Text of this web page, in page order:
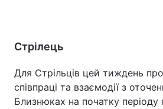
Стрілець
Для Стрільців цей тиждень
співпраці та взаємодії з
Близнюках на початку періоду